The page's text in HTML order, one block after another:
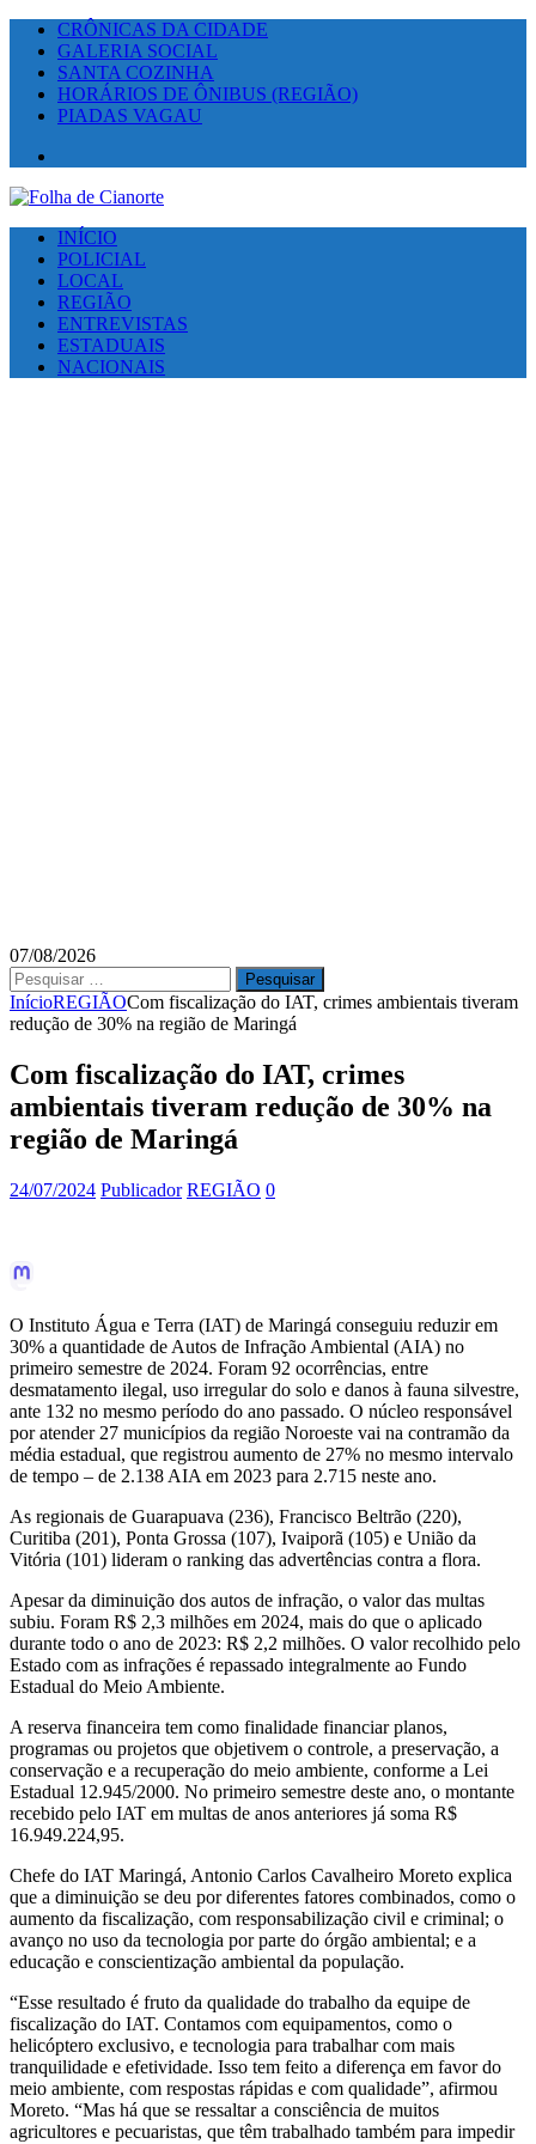
CRÔNICAS DA CIDADE
GALERIA SOCIAL
SANTA COZINHA
HORÁRIOS DE ÔNIBUS (REGIÃO)
PIADAS VAGAU
INÍCIO
POLICIAL
LOCAL
REGIÃO
ENTREVISTAS
ESTADUAIS
NACIONAIS
07/08/2026
Pesquisar
por:
InícioREGIÃOCom fiscalização do IAT, crimes ambientais tiveram
redução de 30% na região de Maringá
Com fiscalização do IAT, crimes
ambientais tiveram redução de 30% na
região de Maringá
24/07/2024 Publicador REGIÃO 0
O Instituto Água e Terra (IAT) de Maringá conseguiu reduzir em
30% a quantidade de Autos de Infração Ambiental (AIA) no
primeiro semestre de 2024. Foram 92 ocorrências, entre
desmatamento ilegal, uso irregular do solo e danos à fauna silvestre,
ante 132 no mesmo período do ano passado. O núcleo responsável
por atender 27 municípios da região Noroeste vai na contramão da
média estadual, que registrou aumento de 27% no mesmo intervalo
de tempo – de 2.138 AIA em 2023 para 2.715 neste ano.
As regionais de Guarapuava (236), Francisco Beltrão (220),
Curitiba (201), Ponta Grossa (107), Ivaiporã (105) e União da
Vitória (101) lideram o ranking das advertências contra a flora.
Apesar da diminuição dos autos de infração, o valor das multas
subiu. Foram R$ 2,3 milhões em 2024, mais do que o aplicado
durante todo o ano de 2023: R$ 2,2 milhões. O valor recolhido pelo
Estado com as infrações é repassado integralmente ao Fundo
Estadual do Meio Ambiente.
A reserva financeira tem como finalidade financiar planos,
programas ou projetos que objetivem o controle, a preservação, a
conservação e a recuperação do meio ambiente, conforme a Lei
Estadual 12.945/2000. No primeiro semestre deste ano, o montante
recebido pelo IAT em multas de anos anteriores já soma R$
16.949.224,95.
Chefe do IAT Maringá, Antonio Carlos Cavalheiro Moreto explica
que a diminuição se deu por diferentes fatores combinados, como o
aumento da fiscalização, com responsabilização civil e criminal; o
avanço no uso da tecnologia por parte do órgão ambiental; e a
educação e conscientização ambiental da população.
“Esse resultado é fruto da qualidade do trabalho da equipe de
fiscalização do IAT. Contamos com equipamentos, como o
helicóptero exclusivo, e tecnologia para trabalhar com mais
tranquilidade e efetividade. Isso tem feito a diferença em favor do
meio ambiente, com respostas rápidas e com qualidade”, afirmou
Moreto. “Mas há que se ressaltar a consciência de muitos
agricultores e pecuaristas, que têm trabalhado também para impedir